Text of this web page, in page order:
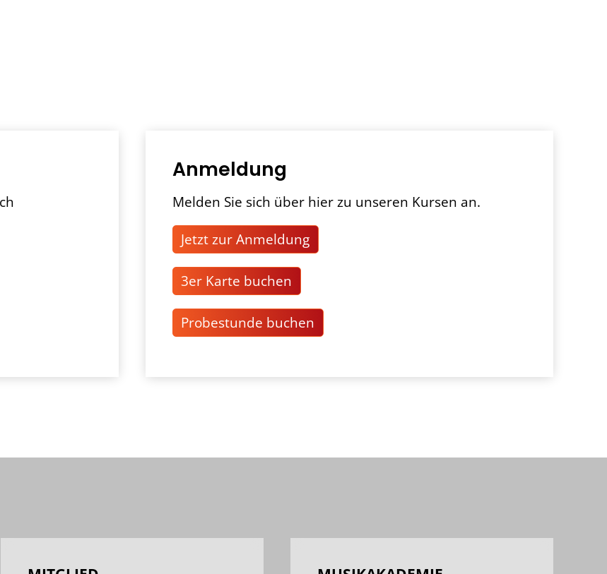
Anmeldung
Melden Sie sich über hier zu unseren Kursen an.
Jetzt zur Anmeldung
3er Karte buchen
Probestunde buchen